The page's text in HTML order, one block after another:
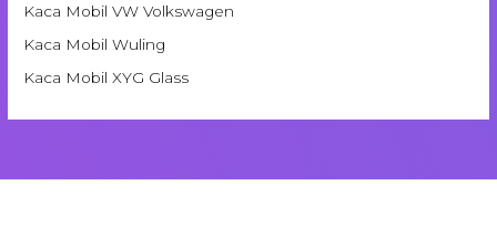
Kaca Mobil VW Volkswagen
Kaca Mobil Wuling
Kaca Mobil XYG Glass